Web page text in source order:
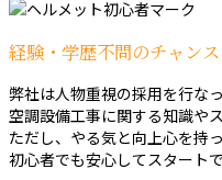
経験・学歴不問のチャンス
弊社は人物重視の採用を行な
空調設備工事に関する知識や
ただし、やる気と向上心を持
初心者でも安心してスタート